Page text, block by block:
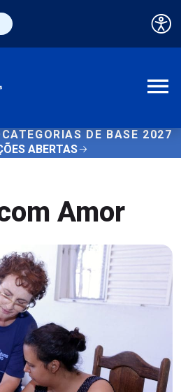
CATEGORIAS DE BASE 2027
ABERTAS
Amor